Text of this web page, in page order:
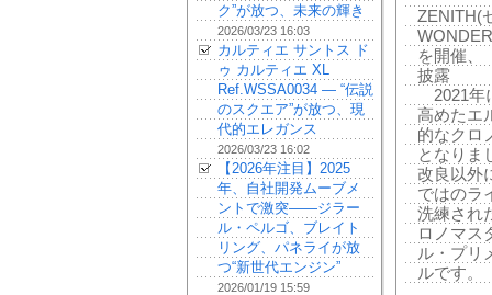
ZENITH(
を開催、
披露
2021年
高めたエ
的なクロ
となりま
改良以外
ではのラ
洗練され
ロノマス
ル・プリ
ルです。
ク”が放つ、未来の輝き
2026/03/23 16:03
カルティエ サントス ド
ゥ カルティエ XL
Ref.WSSA0034 — “伝説
のスクエア”が放つ、現
代的エレガンス
2026/03/23 16:02
【2026年注目】2025
年、自社開発ムーブメ
ントで激突——ジラー
ル・ペルゴ、ブレイト
リング、パネライが放
つ“新世代エンジン”
2026/01/19 15:59